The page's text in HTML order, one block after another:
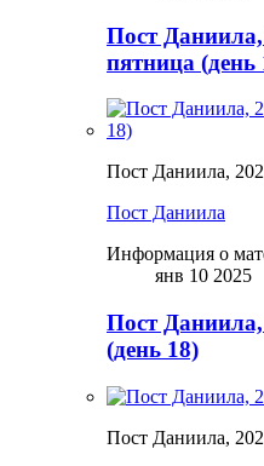
Пост
пятница (день
Пост Даниила,
Пост Даниила
Информация о
янв 10 2025
Пост Даниила,
(день 18)
Пост Даниила,